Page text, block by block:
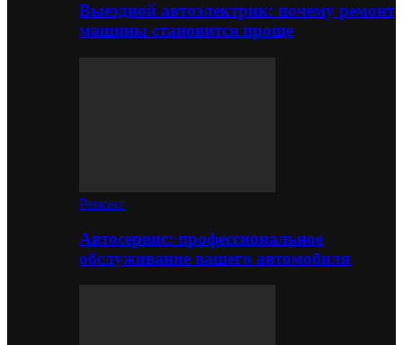
Выездной автоэлектрик: почему ремонт
машины становится проще
Ремонт
Автосервис: профессиональное
обслуживание вашего автомобиля